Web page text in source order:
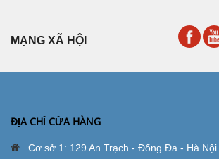
MẠNG XÃ HỘI
ĐỊA CHỈ CỬA HÀNG
Cơ sở 1: 129 An Trạch - Đống Đa - Hà Nội